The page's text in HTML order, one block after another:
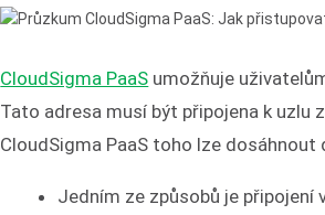
CloudSigma PaaS umožňuje
Tato adresa musí být připojena k uzlu
CloudSigma PaaS toho lze dosáhnout
Jedním ze způsobů je připojení